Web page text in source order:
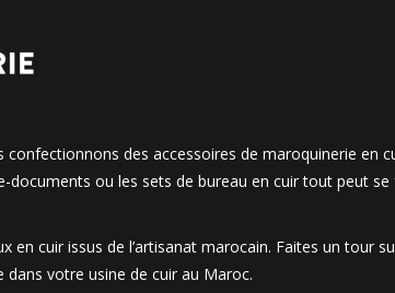
des accessoires de maroquinerie en
ou les sets de bureau en cuir tout peut se
cuir issus de l’artisanat marocain. Faites un tour
votre usine de cuir au Maroc.